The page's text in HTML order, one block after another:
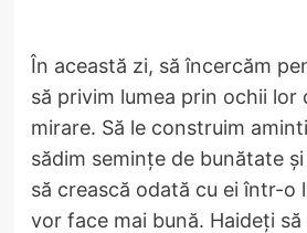
În această zi, să încercăm
să privim lumea prin ochii lor
mirare. Să le construim
sădim semințe de bunătate
să crească odată cu ei într-o
vor face mai bună. Haideți să